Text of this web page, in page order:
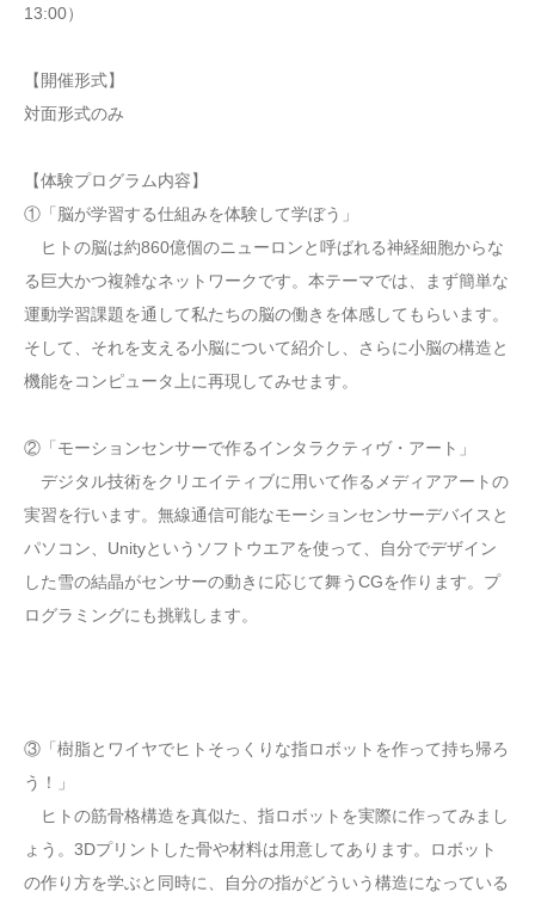
13:00）
【開催形式】
対面形式のみ
【体験プログラム内容】
①「脳が学習する仕組みを体験して学ぼう」
ヒトの脳は約860億個のニューロンと呼ばれる神経細胞からな
る巨大かつ複雑なネットワークです。本テーマでは、まず簡単な
運動学習課題を通して私たちの脳の働きを体感してもらいます。
そして、それを支える小脳について紹介し、さらに小脳の構造と
機能をコンピュータ上に再現してみせます。
②「モーションセンサーで作るインタラクティヴ・アート」
デジタル技術をクリエイティブに用いて作るメディアアートの
実習を行います。無線通信可能なモーションセンサーデバイスと
パソコン、Unityというソフトウエアを使って、自分でデザイン
した雪の結晶がセンサーの動きに応じて舞うCGを作ります。プ
ログラミングにも挑戦します。
③「樹脂とワイヤでヒトそっくりな指ロボットを作って持ち帰ろ
う！」
ヒトの筋骨格構造を真似た、指ロボットを実際に作ってみまし
ょう。3Dプリントした骨や材料は用意してあります。ロボット
の作り方を学ぶと同時に、自分の指がどういう構造になっている